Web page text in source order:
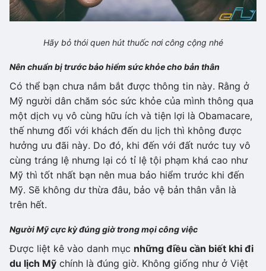
Hãy bỏ thói quen hút thuốc nơi công cộng nhé
Nên chuẩn bị trước bảo hiểm sức khỏe cho bản thân
Có thể bạn chưa nắm bắt được thông tin này. Rằng ở
Mỹ người dân chăm sóc sức khỏe của mình thông qua
một dịch vụ vô cùng hữu ích và tiện lợi là Obamacare,
thế nhưng đối với khách đến du lịch thì không được
hưởng ưu đãi này. Do đó, khi đến với đất nước tuy vô
cùng tráng lệ nhưng lại có tỉ lệ tội phạm khá cao như
Mỹ thì tốt nhất bạn nên mua bảo hiểm trước khi đến
Mỹ. Sẽ không dư thừa đâu, bảo vệ bản thân vẫn là
trên hết.
Người Mỹ cực kỳ đúng giờ trong mọi công việc
Được liệt kê vào danh mục những điều cần biết khi đi
du lịch Mỹ chính là đúng giờ. Không giống như ở Việt